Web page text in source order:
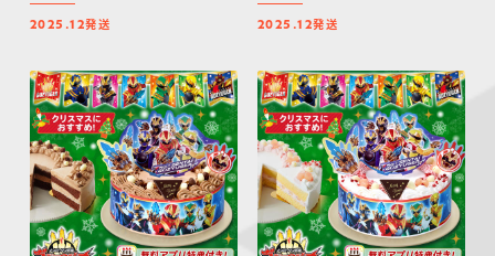
発送・クリスマス予
約】
2025.12発送
予約】
2025.12発送